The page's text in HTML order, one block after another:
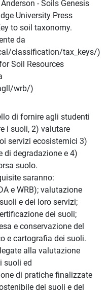
- Soils Genesis
University Press
to soil taxonomy.
da
classification/tax_keys/)
Soil Resources
wrb/)
di fornire agli studenti
i suoli, 2) valutare
servizi ecosistemici 3)
di degradazione e 4)
suolo.
saranno:
e WRB); valutazione
e dei loro servizi;
dei suoli;
e conservazione del
e cartografia dei suoli.
alla valutazione
suoli ed
di pratiche finalizzate
dei suoli e del